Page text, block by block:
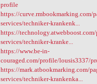
profile
https://curve.rmbookmarking.com/
services/techniker-krankenk...
https://
services/techniker-kranke...
https://www.be-in-
couraged.com/profile/lousis3337/
https://mark.atbookmarking.com/
services/techniker-krankenka...